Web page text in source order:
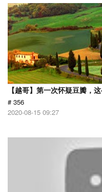
【越哥】第一次怀疑豆瓣，
# 356
2020-08-15 09:27